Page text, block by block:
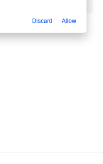
Discard Allow